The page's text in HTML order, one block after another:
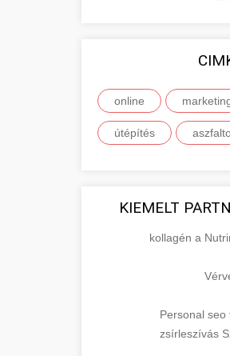
online
útépítés
KIEMELT
kollagén a
Personal seo
zsírleszívás